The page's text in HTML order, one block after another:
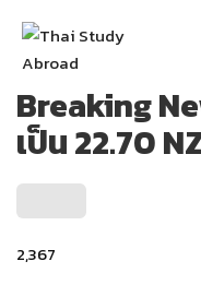
Breaking
เป็น 22.70
2,367